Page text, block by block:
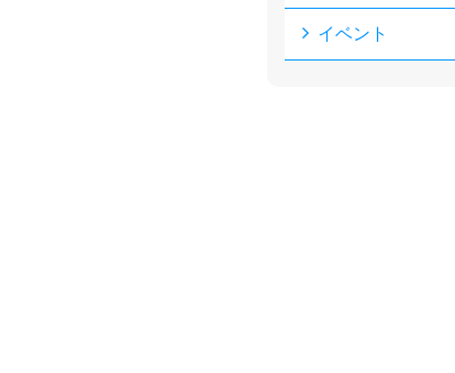
イベント